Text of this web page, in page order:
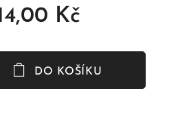
Kč
DO KOŠÍKU